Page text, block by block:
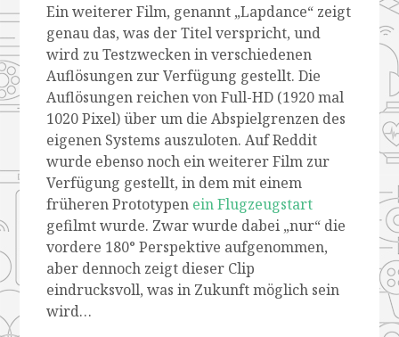
Ein weiterer Film, genannt „Lapdance“ zeigt
genau das, was der Titel verspricht, und
wird zu Testzwecken in verschiedenen
Auflösungen zur Verfügung gestellt. Die
Auflösungen reichen von Full-HD (1920 mal
1020 Pixel) über um die Abspielgrenzen des
eigenen Systems auszuloten. Auf Reddit
wurde ebenso noch ein weiterer Film zur
Verfügung gestellt, in dem mit einem
früheren Prototypen ein Flugzeugstart
gefilmt wurde. Zwar wurde dabei „nur“ die
vordere 180° Perspektive aufgenommen,
aber dennoch zeigt dieser Clip
eindrucksvoll, was in Zukunft möglich sein
wird…